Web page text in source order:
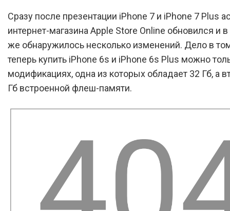
iPhone 6s и iPhone 6s Plus
теперь можно купить
32 и 128 Гб флеш-памяти
Сразу после презентации iPhone 7 и iPhone 7 Plus
интернет-магазина Apple Store Online обновился и
же обнаружилось несколько изменений. Дело в
теперь купить iPhone 6s и iPhone 6s Plus можно
модификациях, одна из которых обладает 32 Гб, а
Гб встроенной флеш-памяти.